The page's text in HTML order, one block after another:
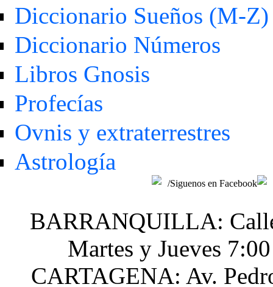
Diccionario Sueños (M-Z)
Diccionario Números
Libros Gnosis
Profecías
Ovnis y extraterrestres
Astrología
/Siguenos en Facebook
BARRANQUILLA:
Martes y Jueves
CARTAGENA: Av.